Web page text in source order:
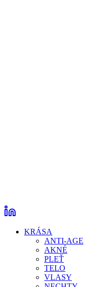
KRÁSA
ANTI-AGE
AKNÉ
PLEŤ
TELO
VLASY